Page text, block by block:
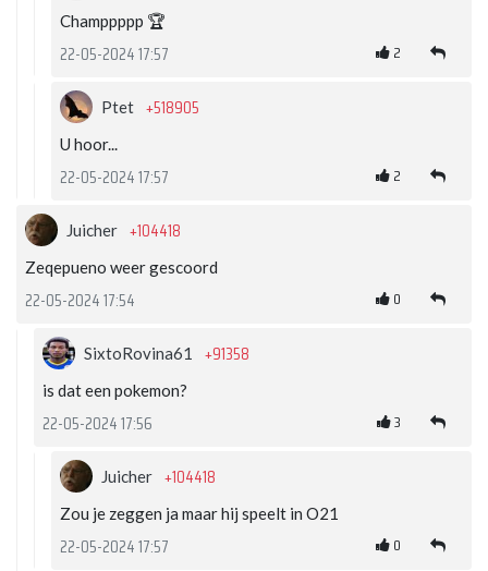
Champpppp 🏆
22-05-2024 17:57 2
Ptet +518905
U hoor...
22-05-2024 17:57 2
Juicher +104418
Zeqepueno weer gescoord
22-05-2024 17:54 0
SixtoRovina61 +91358
is dat een pokemon?
22-05-2024 17:56 3
Juicher +104418
Zou je zeggen ja maar hij speelt in O21
22-05-2024 17:57 0